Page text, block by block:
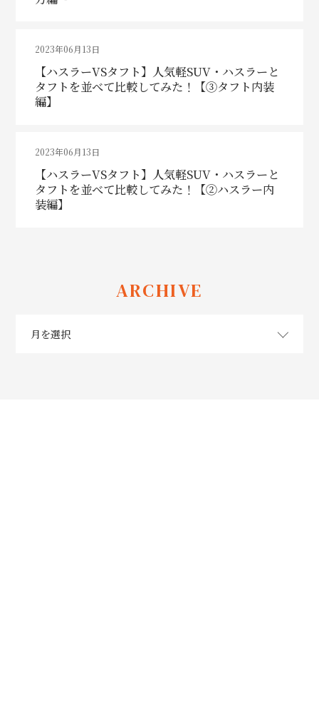
2023年06月13日
【ハスラーVSタフト】人気軽SUV・ハスラーと
タフトを並べて比較してみた！【③タフト内装
編】
2023年06月13日
【ハスラーVSタフト】人気軽SUV・ハスラーと
タフトを並べて比較してみた！【②ハスラー内
装編】
ARCHIVE